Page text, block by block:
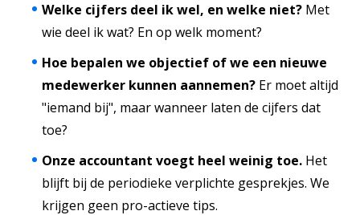
Welke cijfers deel ik wel, en welke niet? Met
wie deel ik wat? En op welk moment?
Hoe bepalen we objectief of we een nieuwe
medewerker kunnen aannemen? Er moet altijd
"iemand bij", maar wanneer laten de cijfers dat
toe?
Onze accountant voegt heel weinig toe. Het
blijft bij de periodieke verplichte gesprekjes. We
krijgen geen pro-actieve tips.